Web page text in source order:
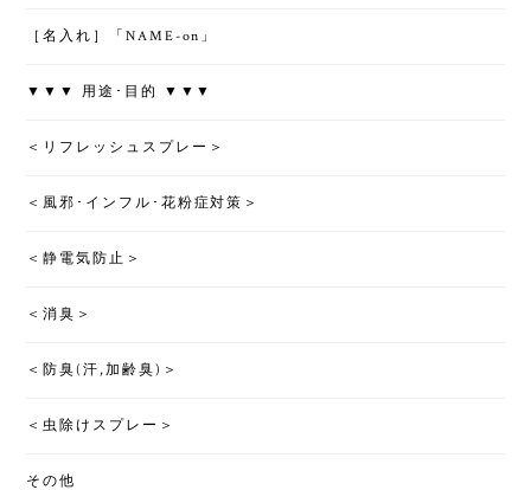
［名入れ］「NAME-on」
▼▼▼ 用途･目的 ▼▼▼
＜リフレッシュスプレー＞
＜風邪･インフル･花粉症対策＞
＜静電気防止＞
＜消臭＞
＜防臭(汗,加齢臭)＞
＜虫除けスプレー＞
その他